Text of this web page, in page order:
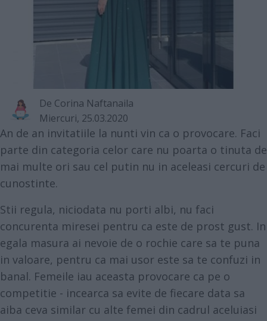
De Corina Naftanaila
Miercuri, 25.03.2020
An de an invitatiile la nunti vin ca o provocare. Faci
parte din categoria celor care nu poarta o tinuta de
mai multe ori sau cel putin nu in aceleasi cercuri de
cunostinte.
Stii regula, niciodata nu porti albi, nu faci
concurenta miresei pentru ca este de prost gust. In
egala masura ai nevoie de o rochie care sa te puna
in valoare, pentru ca mai usor este sa te confuzi in
banal. Femeile iau aceasta provocare ca pe o
competitie - incearca sa evite de fiecare data sa
aiba ceva similar cu alte femei din cadrul aceluiasi